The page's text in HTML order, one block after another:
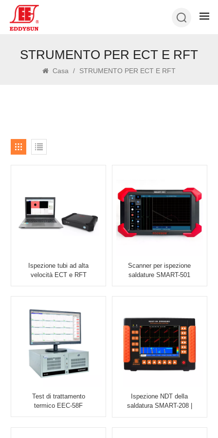
STRUMENTO PER ECT E RFT
Casa / STRUMENTO PER ECT E RFT
Ispezione tubi ad alta
velocità ECT e RFT
Scanner per ispezione
saldature SMART-501
Test di trattamento
termico EEC-58F
Ispezione NDT della
saldatura SMART-208 |